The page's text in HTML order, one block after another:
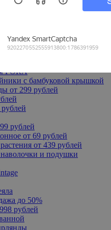
доставкой
FORA
с бамбуковой крышкой
от 299 рублей
рублей
от 69 рублей
от 439 рублей
и подушки
до 50%
рублей